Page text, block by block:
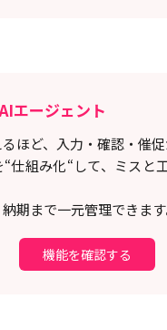
エージェント
ほど、入力・確認・催促
仕組み化“して、ミスと
期まで一元管理できます
機能を確認する